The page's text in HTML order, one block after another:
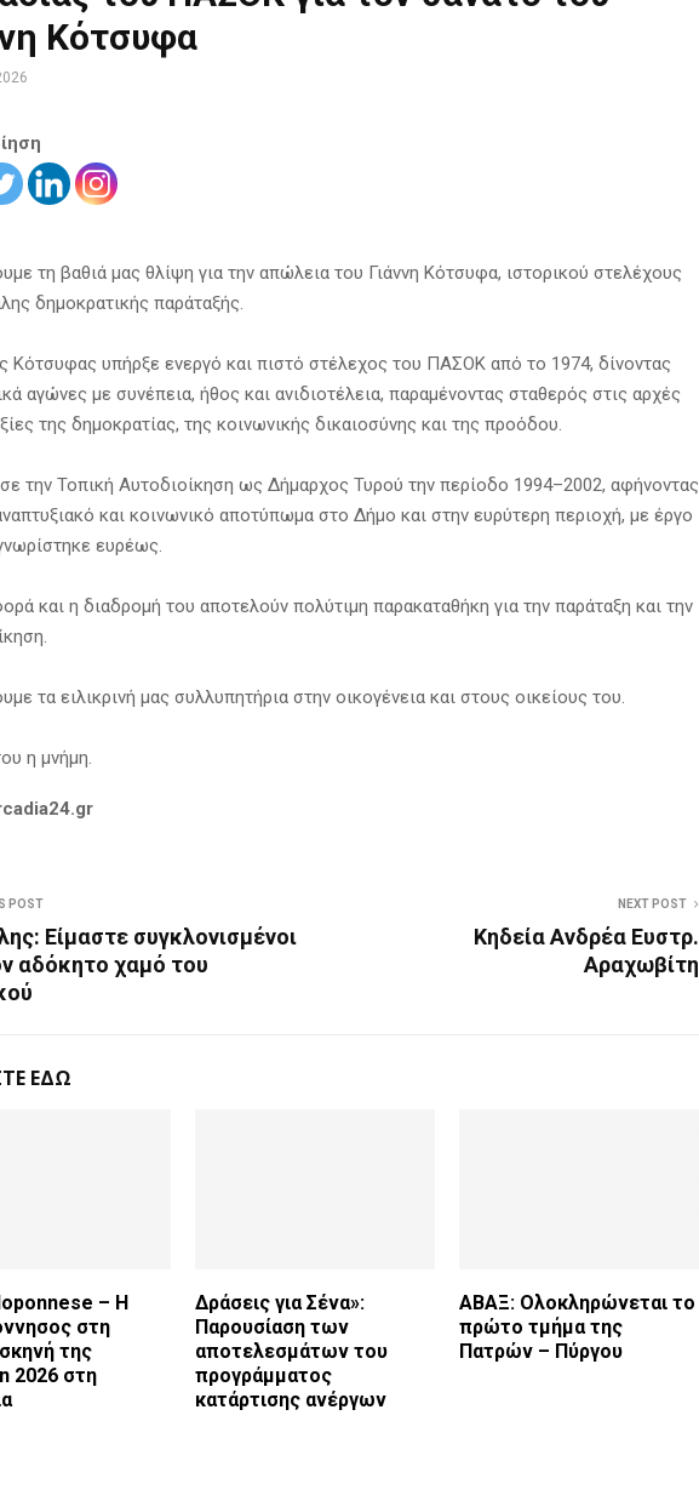
Κότσυφα
τη βαθιά μας θλίψη για την απώλεια του Γιάννη Κότσυφα, ιστορικού στελέχους
δημοκρατικής παράταξής.
Κότσυφας υπήρξε ενεργό και πιστό στέλεχος του ΠΑΣΟΚ από το 1974, δίνοντας
αγώνες με συνέπεια, ήθος και ανιδιοτέλεια, παραμένοντας σταθερός στις αρχές
της δημοκρατίας, της κοινωνικής δικαιοσύνης και της προόδου.
την Τοπική Αυτοδιοίκηση ως Δήμαρχος Τυρού την περίοδο 1994–2002, αφήνοντας
και κοινωνικό αποτύπωμα στο Δήμο και στην ευρύτερη περιοχή, με έργο
ευρέως.
και η διαδρομή του αποτελούν πολύτιμη παρακαταθήκη για την παράταξη και την
τα ειλικρινή μας συλλυπητήρια στην οικογένεια και στους οικείους του.
η μνήμη.
POST
Είμαστε συγκλονισμένοι
αδόκητο χαμό του
NEXT POST
Κηδεία Ανδρέα Ευστρ.
Αραχωβίτη
ΕΔΩ
– Η
στη
της
2026 στη
Δράσεις για Σένα»:
Παρουσίαση των
αποτελεσμάτων του
προγράμματος
κατάρτισης ανέργων
ΑΒΑΞ: Ολοκληρώνεται το
πρώτο τμήμα της
Πατρών – Πύργου